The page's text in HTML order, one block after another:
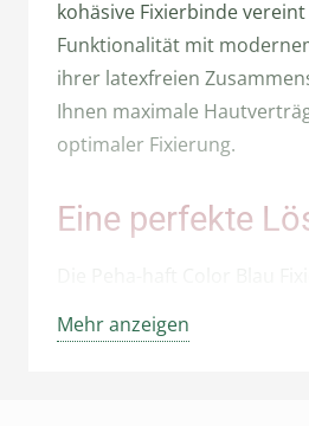
kohäsive Fixierbinde
Funktionalität mit
ihrer latexfreien
Ihnen maximale
optimaler Fixierung.
Eine perfekte
für medizinisches
und Patienten, die eine
Mehr anzeigen